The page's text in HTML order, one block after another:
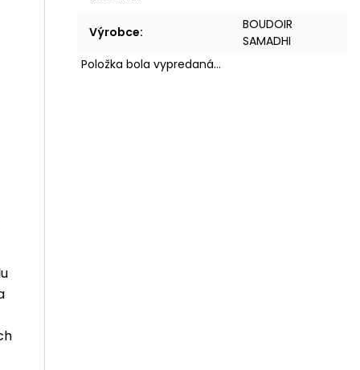
Výrobce:
BOUDOIR
SAMADHI
Položka bola vypredaná…